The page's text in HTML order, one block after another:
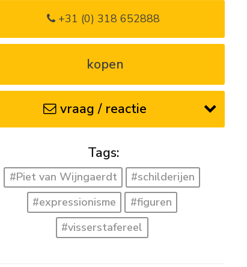
+31 (0) 318 652888
kopen
vraag / reactie
Tags:
#Piet van Wijngaerdt
#schilderijen
#expressionisme
#figuren
#visserstafereel